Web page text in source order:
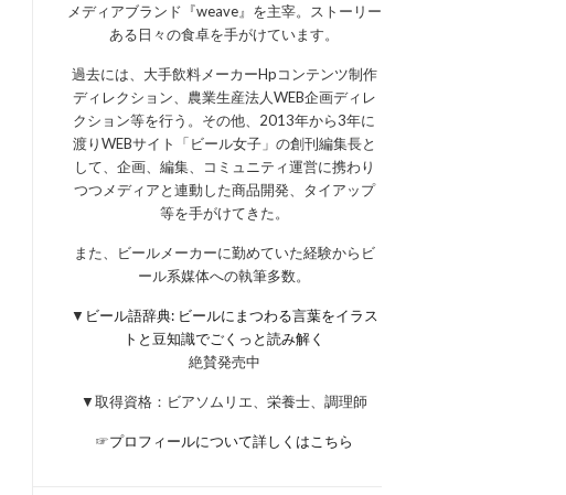
メディアブランド『weave』を主宰。ストーリー
ある日々の食卓を手がけています。
過去には、大手飲料メーカーHpコンテンツ制作
ディレクション、農業生産法人WEB企画ディレ
クション等を行う。その他、2013年から3年に
渡りWEBサイト「ビール女子」の創刊編集長と
して、企画、編集、コミュニティ運営に携わり
つつメディアと連動した商品開発、タイアップ
等を手がけてきた。
また、ビールメーカーに勤めていた経験からビ
ール系媒体への執筆多数。
▼ ビール語辞典: ビールにまつわる言葉をイラス
トと豆知識でごくっと読み解く
絶賛発売中
▼取得資格：ビアソムリエ、栄養士、調理師
☞プロフィールについて詳しくはこちら